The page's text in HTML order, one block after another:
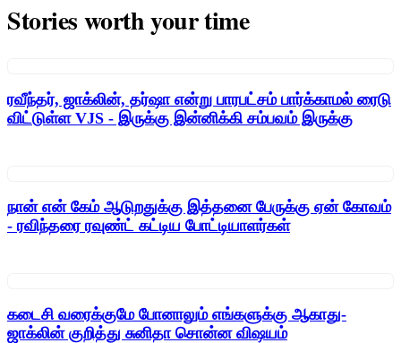
Stories worth your time
ரவீந்தர், ஜாக்லின், தர்ஷா என்று பாரபட்சம் பார்க்காமல் ரைடு
விட்டுள்ள VJS - இருக்கு இன்னிக்கி சம்பவம் இருக்கு
நான் என் கேம் ஆடுறதுக்கு இத்தனை பேருக்கு ஏன் கோவம்
- ரவிந்தரை ரவுண்ட் கட்டிய போட்டியாளர்கள்
கடைசி வரைக்குமே போனாலும் எங்களுக்கு ஆகாது-
ஜாக்லின் குறித்து சுனிதா சொன்ன விஷயம்